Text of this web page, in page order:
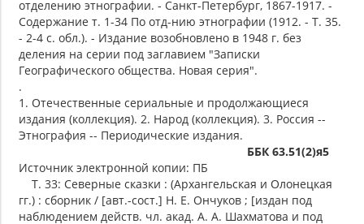
отделению этнографии. - Санкт-Петербург, 1867-1917. -
Содержание т. 1-34 По отд-нию этнографии (1912. - Т. 35.
- 2-4 с. обл.). - Издание возобновлено в 1948 г. без
деления на серии под заглавием "Записки
Географического общества. Новая серия".
.
1. Отечественные сериальные и продолжающиеся
издания (коллекция). 2. Народ (коллекция). 3. Россия --
Этнография -- Периодические издания.
ББК 63.51(2)я5
Источник электронной копии: ПБ
Т. 33: Северные сказки : (Архангельская и Олонецкая
гг.) : сборник / [авт.-сост.] Н. Е. Ончуков ; [издан под
наблюдением действ. чл. акад. А. А. Шахматова и под